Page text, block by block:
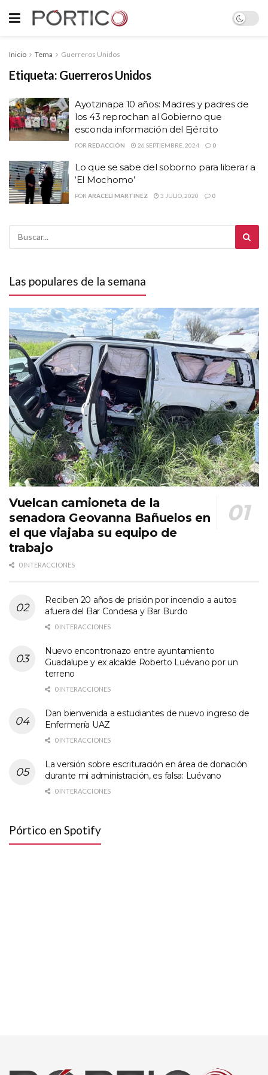
Inicio Tema Guerreros Unidos
Etiqueta: Guerreros Unidos
Ayotzinapa 10 años: Madres y padres de
los 43 reprochan al Gobierno que
esconda información del Ejército
POR REDACCIÓN 26 SEPTIEMBRE, 2024 0
Lo que se sabe del soborno para liberar a
‘El Mochomo’
POR ARACELI MARTINEZ 3 JULIO, 2020 0
Las populares de la semana
Vuelcan camioneta de la
senadora Geovanna Bañuelos en
el que viajaba su equipo de
trabajo
0 INTERACCIONES
Reciben 20 años de prisión por incendio a autos
afuera del Bar Condesa y Bar Burdo
0 INTERACCIONES
Nuevo encontronazo entre ayuntamiento
Guadalupe y ex alcalde Roberto Luévano por un
terreno
0 INTERACCIONES
Dan bienvenida a estudiantes de nuevo ingreso de
Enfermería UAZ
0 INTERACCIONES
La versión sobre escrituración en área de donación
durante mi administración, es falsa: Luévano
0 INTERACCIONES
Pórtico en Spotify